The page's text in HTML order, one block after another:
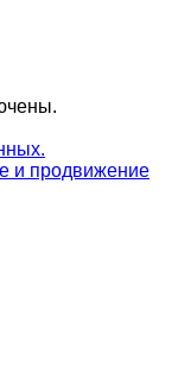
и продвижение